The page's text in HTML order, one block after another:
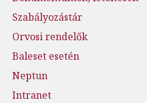
Szabályozástár
Orvosi rendelők
Baleset esetén
Neptun
Intranet